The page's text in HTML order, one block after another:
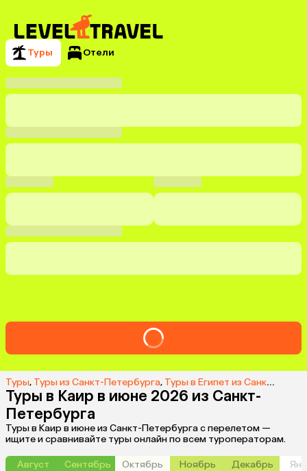
Туры Отели
Туры, Туры из Санкт-Петербурга, Туры в Египет из Санкт-Петербурга
Туры в Каир в июне 2026 из Санкт-
Петербурга
Туры в Каир в июне из Санкт-Петербурга с перелетом —
ищите и сравнивайте туры онлайн по всем туроператорам.
Август
Сентябрь
Октябрь
Ноябрь
Декабрь